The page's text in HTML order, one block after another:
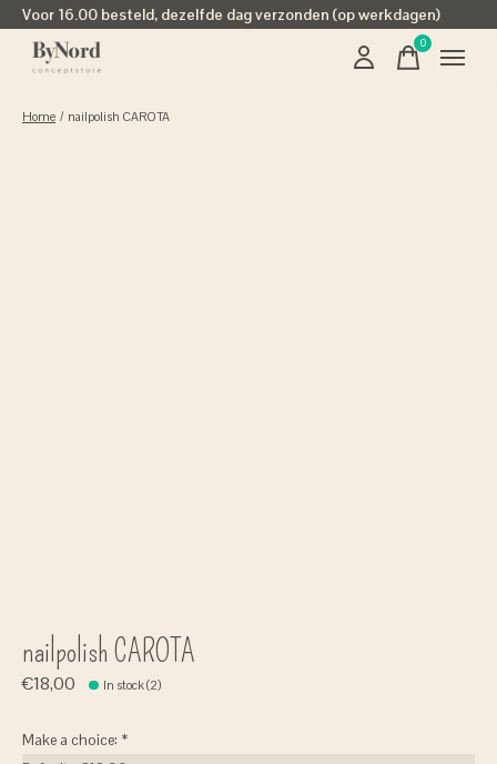
Voor 16.00 besteld, dezelfde dag verzonden (op werkdagen)
0items
Home / nailpolish CAROTA
nailpolish CAROTA
€18,00 In stock (2)
Make a choice: *